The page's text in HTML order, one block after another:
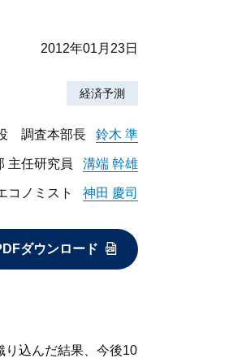
2012年01月23日
経済予測
調査本部長 鈴木 準
主任研究員 溝端 幹雄
コノミスト 神田 慶司
ダウンロード
込んだ結果、今後10